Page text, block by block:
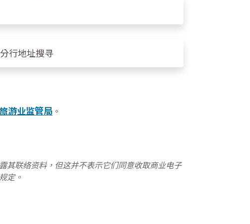
旅游业监管局 。
其联络资料，但这并不表示它们同意收取商业电子
定。